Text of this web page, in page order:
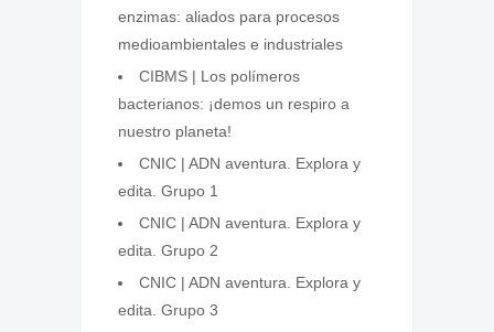
enzimas: aliados para procesos
medioambientales e industriales
CIBMS | Los polímeros
bacterianos: ¡demos un respiro a
nuestro planeta!
CNIC | ADN aventura. Explora y
edita. Grupo 1
CNIC | ADN aventura. Explora y
edita. Grupo 2
CNIC | ADN aventura. Explora y
edita. Grupo 3